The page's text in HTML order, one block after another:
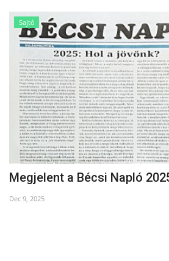
Sajtó
Megjelent a Bécsi Napló
Dec 9, 2025